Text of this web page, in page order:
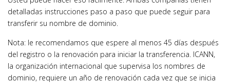
detalladas instrucciones paso a paso que puede seguir para
transferir su nombre de dominio.
Nota: le recomendamos que espere al menos 45 días después
del registro o la renovación para iniciar la transferencia. ICANN,
la organización internacional que supervisa los nombres de
dominio, requiere un año de renovación cada vez que se inicia